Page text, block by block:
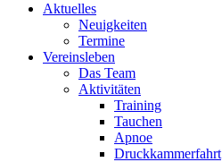
Aktuelles
Neuigkeiten
Termine
Vereinsleben
Das Team
Aktivitäten
Training
Tauchen
Apnoe
Druckkammerfahrt